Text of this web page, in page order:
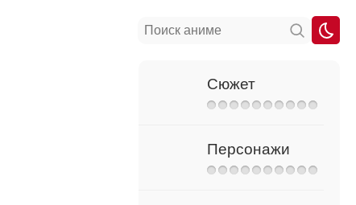
Сюжет
Персонажи